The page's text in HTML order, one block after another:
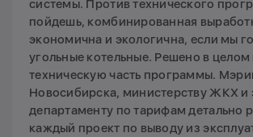
системы. Против технического
пойдешь, комбинированная
экономична и экологична, если мы
угольные котельные. Решено в
техническую часть программы.
Новосибирска, министерству ЖКХ и
департаменту по тарифам детально
каждый проект по выводу из